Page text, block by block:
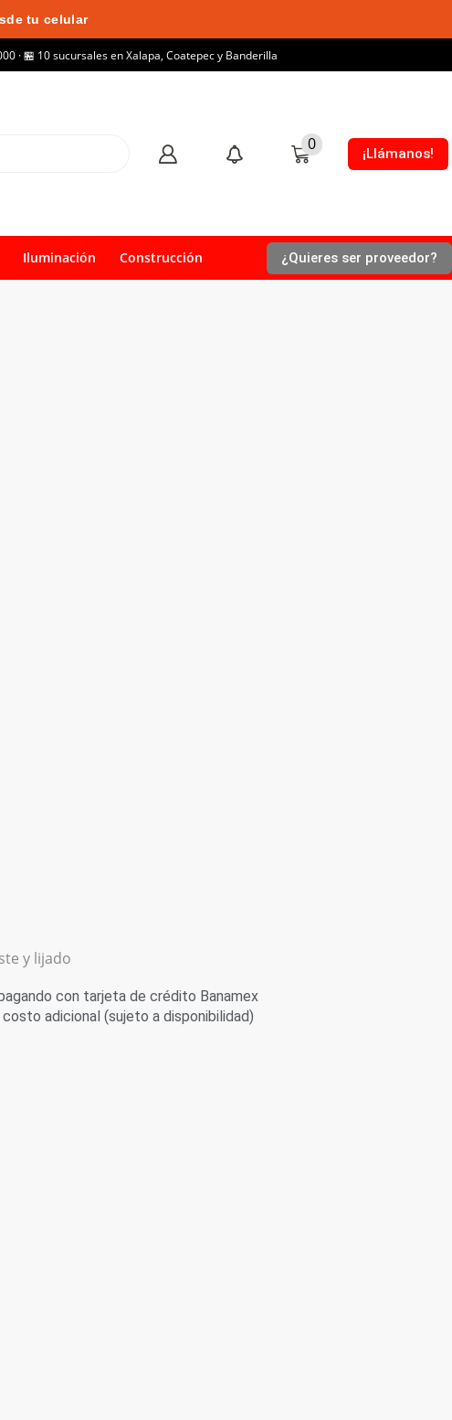
tu celular
· 🏪 10 sucursales en Xalapa, Coatepec y Banderilla
0 ¡Llámanos!
Iluminación Construcción ¿Quieres ser proveedor?
y lijado
con tarjeta de crédito Banamex
adicional (sujeto a disponibilidad)